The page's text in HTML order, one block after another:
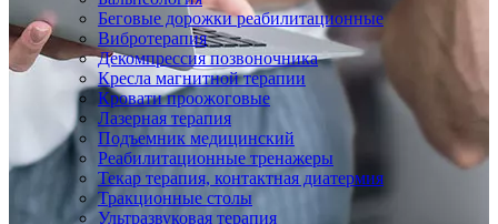
Беговые дорожки реабилитационные
Вибротерапия
Декомпрессия позвоночника
Кресла магнитной терапии
Кровати проожоговые
Лазерная терапия
Подъемник медицинский
Реабилитационные тренажеры
Текар терапия, контактная диатермия
Тракционные столы
Ультразвуковая терапия